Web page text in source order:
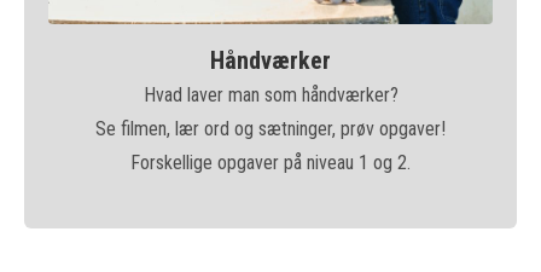
Håndværker
Hvad laver man som håndværker?
Se filmen, lær ord og sætninger, prøv opgaver!
Forskellige opgaver på niveau 1 og 2.